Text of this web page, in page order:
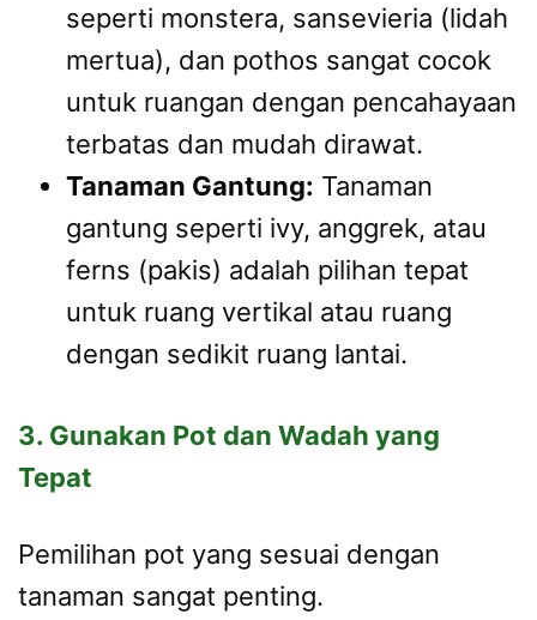
seperti monstera, sansevieria (lidah
mertua), dan pothos sangat cocok
untuk ruangan dengan pencahayaan
terbatas dan mudah dirawat.
Tanaman Gantung: Tanaman
gantung seperti ivy, anggrek, atau
ferns (pakis) adalah pilihan tepat
untuk ruang vertikal atau ruang
dengan sedikit ruang lantai.
3. Gunakan Pot dan Wadah yang
Tepat
Pemilihan pot yang sesuai dengan
tanaman sangat penting.